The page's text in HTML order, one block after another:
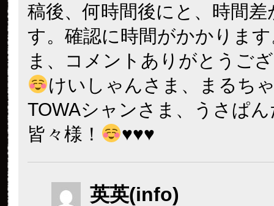
稿後、何時間後にと、時間
す。確認に時間がかかりま
ま、コメントありがとうご
けいしゃんさま、まるち
TOWAシャンさま、うさぱ
皆々様！
♥️♥️♥️
英英(info)